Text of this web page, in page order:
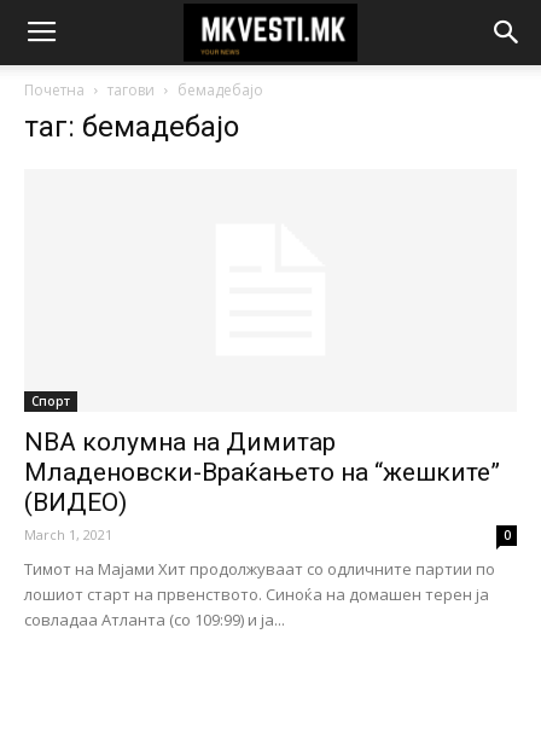
Почетна тагови бемадебајо
таг: бемадебајо
Спорт
NBA колумна на Димитар
Младеновски-Враќањето на “жешките”
(ВИДЕО)
March 1, 2021 0
Тимот на Мајами Хит продолжуваат со одличните партии по
лошиот старт на првенството. Синоќа на домашен терен ја
совладаа Атланта (со 109:99) и ја...